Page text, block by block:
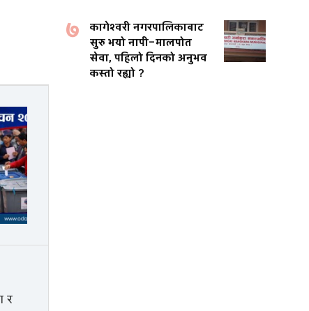
७
कागेश्वरी नगरपालिकाबाट
सुरु भयो नापी–मालपोत
सेवा, पहिलो दिनको अनुभव
कस्तो रह्यो ?